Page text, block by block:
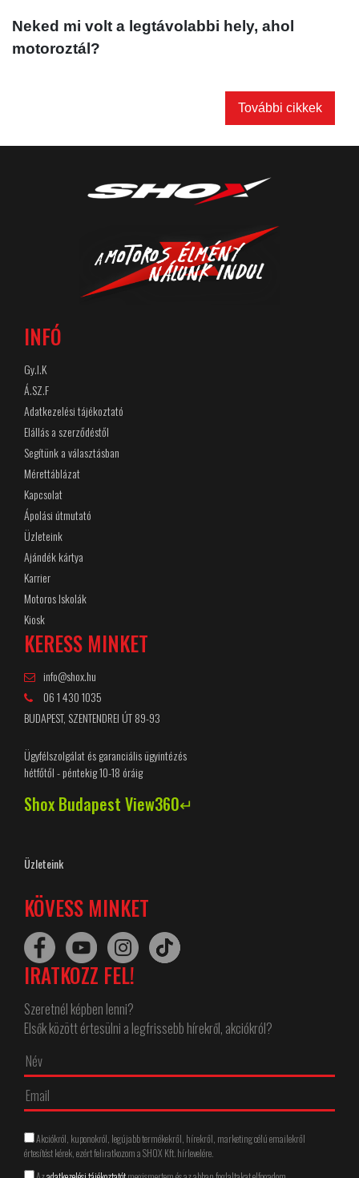
Neked mi volt a legtávolabbi hely, ahol
motoroztál?
További cikkek
INFÓ
Gy.I.K
Á.SZ.F
Adatkezelési tájékoztató
Elállás a szerződéstől
Segítünk a választásban
Mérettáblázat
Kapcsolat
Ápolási útmutató
Üzleteink
Ajándék kártya
Karrier
Motoros Iskolák
Kiosk
KERESS MINKET
info@shox.hu
06 1 430 1035
BUDAPEST, SZENTENDREI ÚT 89-93
Ügyfélszolgálat és garanciális ügyintézés
hétfőtől - péntekig 10-18 óráig
Shox Budapest View360↵
Üzleteink
KÖVESS MINKET
IRATKOZZ FEL!
Szeretnél képben lenni?
Elsők között értesülni a legfrissebb hírekről, akciókról?
Akciókról, kuponokról, legújabb termékekről, hírekről, marketing célú emailekről
értesítést kérek, ezért feliratkozom a SHOX Kft. hírlevelére.